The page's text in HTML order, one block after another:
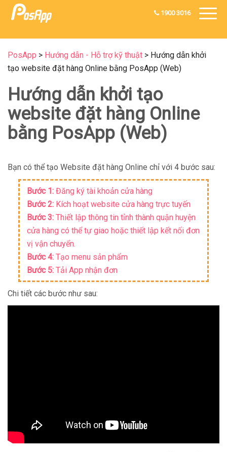
1900 3016
PosApp > Hướng dẫn - Hỗ trợ kỹ thuật > Hướng dẫn khởi
tạo website đặt hàng Online bằng PosApp (Web)
Hướng dẫn khởi tạo
website đặt hàng Online
bằng PosApp (Web)
Bạn có thể tạo Website đặt hàng Online chỉ với 4 bước sau:
Bước 1:Đăng ký tài khoản cửa hàng
Bước 2: Kích hoạt website cửa hàng trực tuyến
Bước 3:Thiết lập thông tin tỉnh thành quận huyện
cửa hàng có thể tự giao hoặc thiết lập kết nối đơn
vị vận chuyển.
Bước 4: Tạo menu sản phẩm
Bước 5: Tải App nhận đơn
Chi tiết các bước như sau: